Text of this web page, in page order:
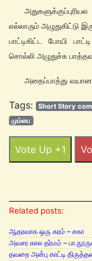
எல்லாரும் அழுதுகிட்டு
பாட்டிகிட்ட போயி
சொல்லி அழுதுச்சு
அதைப்பாத்து
Tags: Short Story
மும்பை
Vote Up +1
Related posts:
ஆதரவாக ஒரு கரம் – சகா
அவசர கால தர்மம் –
தவறை அன்பு காட்டி